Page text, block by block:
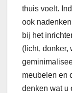
thuis voelt.
ook
bij het
(licht, donker,
meubelen en
denken wat u